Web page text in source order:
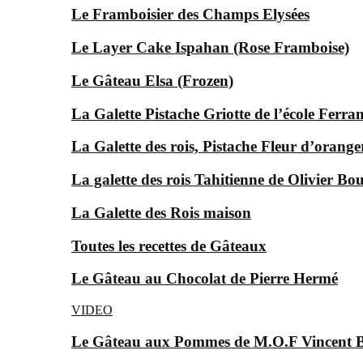
Le Framboisier des Champs Elysées
Le Layer Cake Ispahan (Rose Framboise)
Le Gâteau Elsa (Frozen)
La Galette Pistache Griotte de l’école
La Galette des rois, Pistache Fleur
La galette des rois Tahitienne de Olivier
La Galette des Rois maison
Toutes les recettes de Gâteaux
Le Gâteau au Chocolat de Pierre Hermé
VIDEO
Le Gâteau aux Pommes de M.O.F Vincent